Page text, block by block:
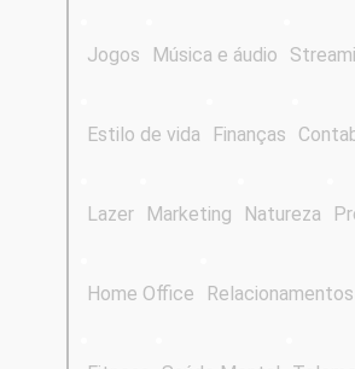
Jogos Música e áudio
Estilo de vida Finanças
Lazer Marketing Natureza
Home Office Relacionamentos